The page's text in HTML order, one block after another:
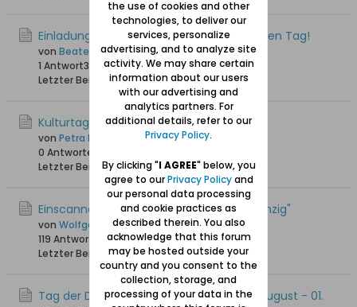
Einladung nach Lübeck: Danzig für 'n halben Tag!
von Beate
1 Antwort3.334 Hits0 Likes
Letzter Beitrag31.10.2024, 12:26
Kulturtagung in Stuttgart Oktober 2024
von Petra M.
0 Antworten
Letzter Beitrag 16.09.2024, 16:49
Einscannen / Digitalisieren von "Unser Danzig"
von Wolfgang
119 Antworten 154.121 Hits0 Likes
Letzter Beitrag30.08.2024, 09:44
Tag der Danziger in Düsseldorf vom 30. August - 01.
the use of cookies and other
technologies, to deliver our
services, personalize
advertising, and to analyze site
activity. We may share certain
information about our users
with our advertising and
analytics partners. For
additional details, refer to our
Privacy Policy.
By clicking "I AGREE" below, you
agree to ourPrivacy Policyand
our personal data processing
and cookie practices as
described therein. You also
acknowledge that this forum
may be hosted outside your
country and you consent to the
collection, storage, and
processing of your data in the